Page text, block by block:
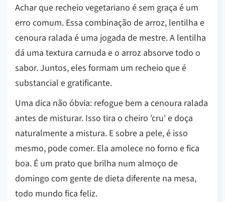
Achar que recheio vegetariano é sem graça é um
erro comum. Essa combinação de arroz, lentilha e
cenoura ralada é uma jogada de mestre. A lentilha
dá uma textura carnuda e o arroz absorve todo o
sabor. Juntos, eles formam um recheio que é
substancial e gratificante.
Uma dica não óbvia: refogue bem a cenoura ralada
antes de misturar. Isso tira o cheiro 'cru' e doça
naturalmente a mistura. E sobre a pele, é isso
mesmo, pode comer. Ela amolece no forno e fica
boa. É um prato que brilha num almoço de
domingo com gente de dieta diferente na mesa,
todo mundo fica feliz.